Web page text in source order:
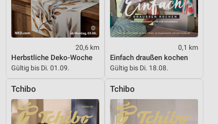
20,6 km
Herbstliche Deko-Woche
Gültig bis Di. 01.09.
0,1 km
Einfach draußen kochen
Gültig bis Di. 18.08.
Tchibo Tchibo
Notwendig
Performance
Werbung